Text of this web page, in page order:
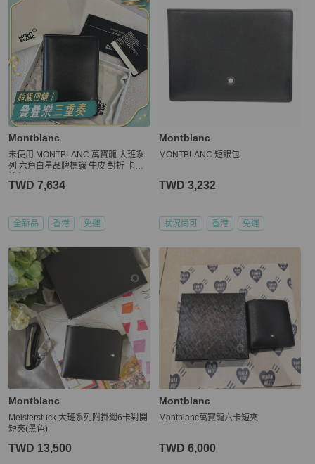
Montblanc
未使用 MONTBLANC 萬寶龍 大班系
列 六角白星品牌標識 牛皮 對折 卡包
TWD 7,634
全新品 香港 免運
Montblanc
MONTBLANC 短銀包
TWD 3,232
狀況尚可 香港 免運
Montblanc
Meisterstuck 大班系列附掛繩6卡對開
短夾(黑色)
TWD 13,500
Montblanc
Montblanc萬寶龍六卡短夾
TWD 6,000